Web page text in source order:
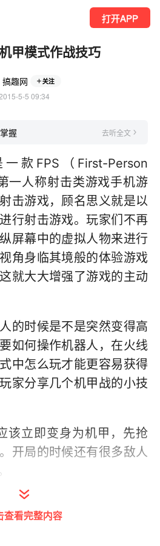
打开APP
甲模式作战技巧
搞趣网 关注
5-5 09:34
握 去听全文
款FPS（First-Person
一人称射击类游戏手机游
击游戏，顾名思义就是以
行射击游戏。玩家们不再
屏幕中的虚拟人物来进行
角身临其境般的体验游戏
就大大增强了游戏的主动
的时候是不是突然变得高
如何操作机器人，在火线
中怎么玩才能更容易获得
家分享几个机甲战的小技
该立即变身为机甲，先抢
开局的时候还有很多敌人
查看完整内容